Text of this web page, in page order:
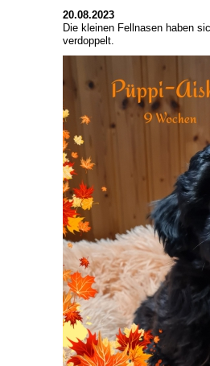
20.08.2023
Die kleinen Fellnasen haben
verdoppelt.